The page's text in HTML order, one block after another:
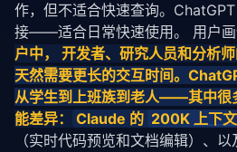
作，但不适合快速查询。
接——适合日常快速使用。 用户画
户中， 开发者、研究人员和分析师
天然需要更长的交互时间。
从学生到上班族到老人——其中很
能差异：
Claude 的 200K 上下
（实时代码预览和文档编辑）、以